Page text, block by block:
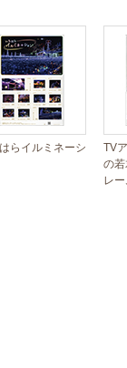
らイルミネーシ
TV
の
レ